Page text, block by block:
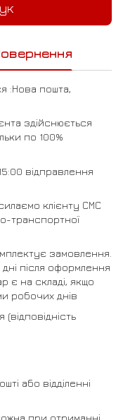
:Нова пошта,
здійснюється
по 100%
відправлення
клієнту СМС
транспортної
замовлення.
після оформлення
є на складі, якщо
робочих днів
або відділенні
при отриманні